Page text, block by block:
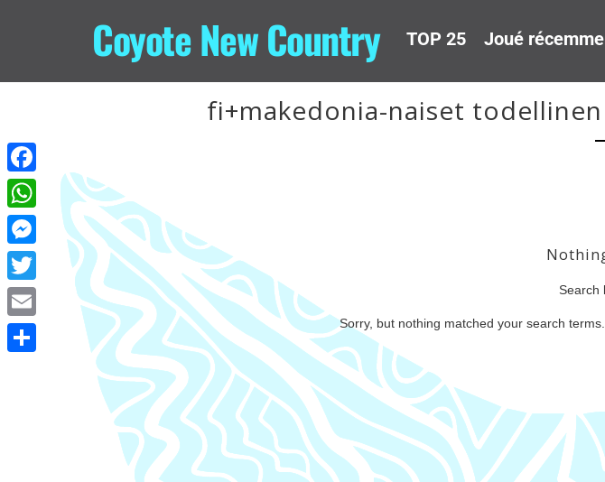
Coyote New Country TOP 25 Joué
fi+makedonia-naiset
Search
Sorry, but nothing matched your search
Facebook
WhatsApp
Messenger
Twitter
Email